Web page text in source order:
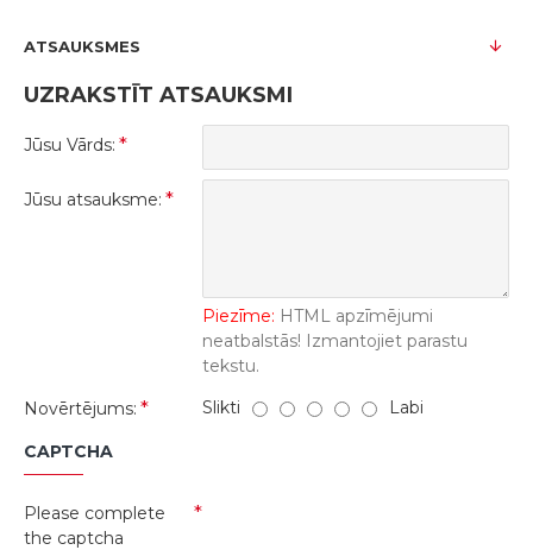
ATSAUKSMES
UZRAKSTĪT ATSAUKSMI
Jūsu Vārds:
Jūsu atsauksme:
Piezīme: HTML apzīmējumi
neatbalstās! Izmantojiet parastu
tekstu.
Novērtējums:
Slikti Labi
CAPTCHA
Please complete
the captcha